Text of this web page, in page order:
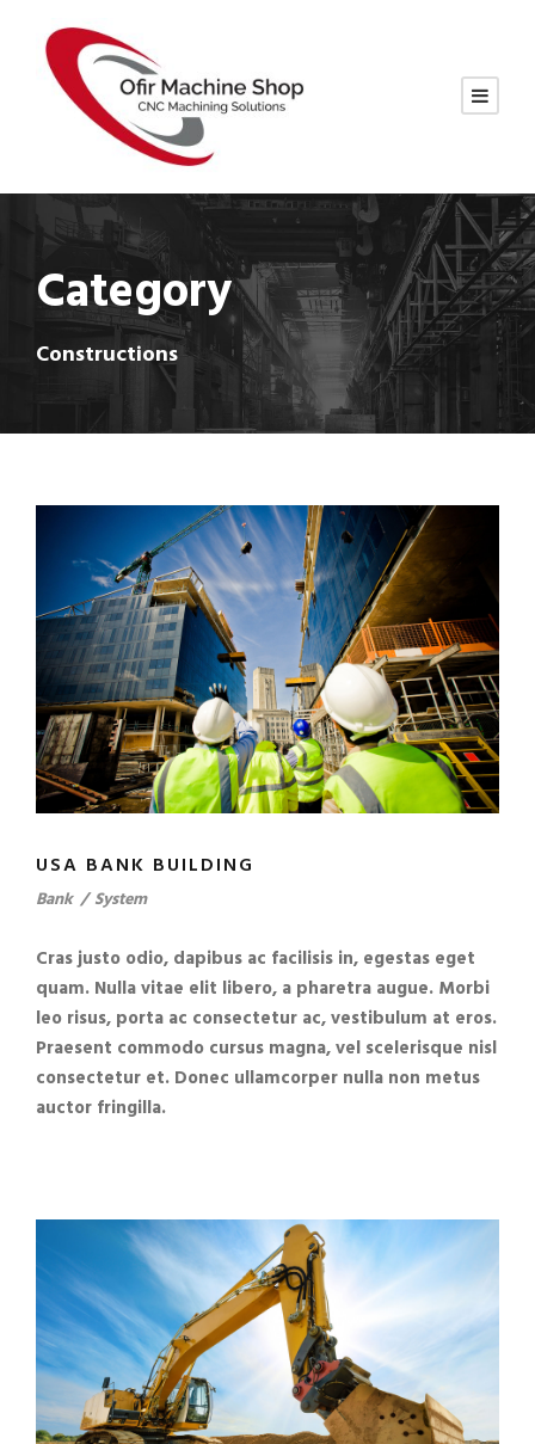
Category
Constructions
USA BANK BUILDING
Bank / System
Cras justo odio, dapibus ac facilisis in, egestas eget
quam. Nulla vitae elit libero, a pharetra augue. Morbi
leo risus, porta ac consectetur ac, vestibulum at eros.
Praesent commodo cursus magna, vel scelerisque nisl
consectetur et. Donec ullamcorper nulla non metus
auctor fringilla.